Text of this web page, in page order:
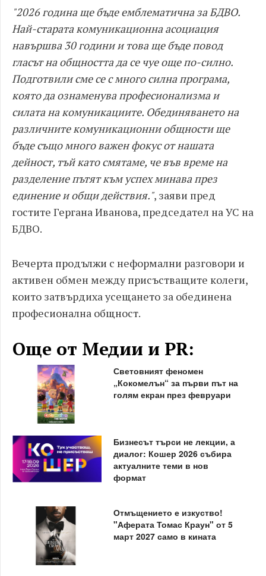
"2026 година ще бъде емблематична за БДВО.
Най-старата комуникационна асоциация
навършва 30 години и това ще бъде повод
гласът на общността да се чуе още по-силно.
Подготвили сме се с много силна програма,
която да ознаменува професионализма и
силата на комуникациите. Обединяването на
различните комуникационни общности ще
бъде също много важен фокус от нашата
дейност, тъй като смятаме, че във време на
разделение пътят към успех минава през
единение и общи действия.", заяви пред
гостите Гергана Иванова, председател на УС на
БДВО.
Вечерта продължи с неформални разговори и
активен обмен между присъстващите колеги,
които затвърдиха усещането за обединена
професионална общност.
Още от Медии и PR:
Световният феномен
„Кокомелън“ за първи път на
голям екран през февруари
Бизнесът търси не лекции, а
диалог: Кошер 2026 събира
актуалните теми в нов
формат
Отмъщението е изкуство!
"Аферата Томас Краун" от 5
март 2027 само в кината